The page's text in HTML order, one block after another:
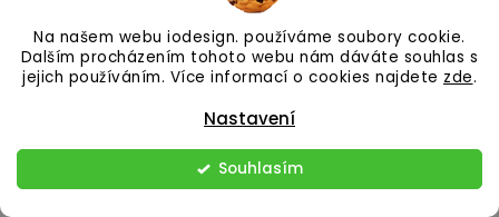
Na našem webu iodesign. používáme soubory cookie.
Dalším procházením tohoto webu nám dáváte souhlas s
jejich používáním. Více informací o cookies najdete zde.
Nastavení
Souhlasím
✅ krásný nábytek ✅ kvalitní
materiály ✅ nejnižší cena
✅ 30ti denní vr...
mořské trávy a juty na 3
nožičkách. ✅ krásný
nábytek ✅ kvalitní materiály
✅ nejnižší cena ✅...